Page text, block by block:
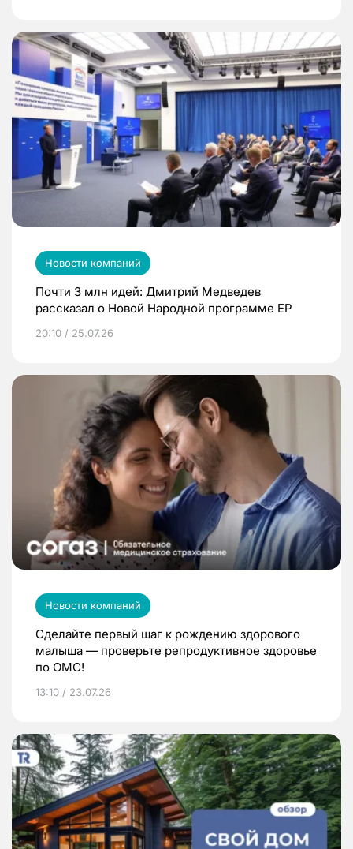
Новости компаний
Почти 3 млн идей: Дмитрий Медведев
рассказал о Новой Народной программе ЕР
20:10 / 25.07.26
Новости компаний
Сделайте первый шаг к рождению здорового
малыша — проверьте репродуктивное здоровье
по ОМС!
13:10 / 23.07.26